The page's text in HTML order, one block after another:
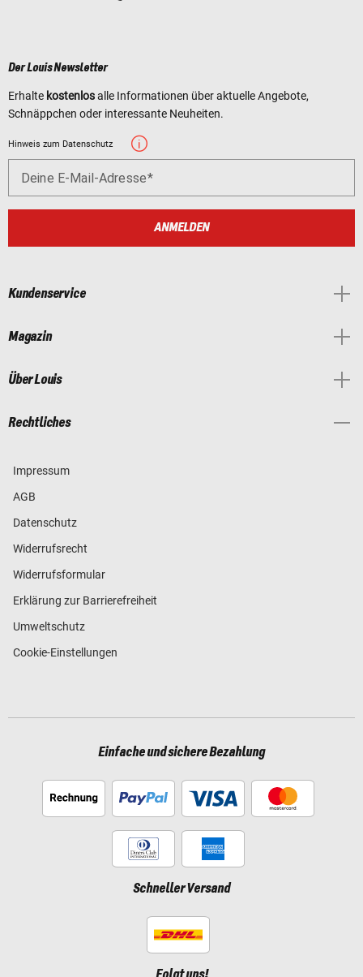
Der Louis Newsletter
Erhalte kostenlosalle Informationen über aktuelle Angebote,
Schnäppchen oder interessante Neuheiten.
Hinweis zum Datenschutz
Deine E-Mail-Adresse
ANMELDEN
Kundenservice
Magazin
Über Louis
Rechtliches
Impressum
AGB
Datenschutz
Widerrufsrecht
Widerrufsformular
Erklärung zur Barrierefreiheit
Umweltschutz
Cookie-Einstellungen
Einfache und sichere Bezahlung
Schneller Versand